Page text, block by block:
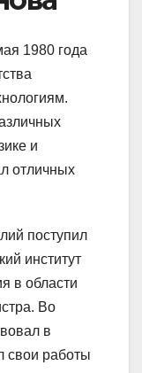
1980 года
и
отличных
поступил
институт
в области
Во
в
свои работы